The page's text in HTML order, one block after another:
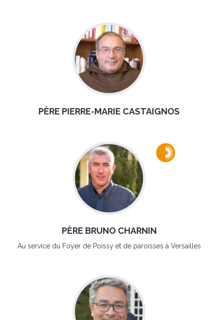
PÈRE PIERRE-MARIE CASTAIGNOS
PÈRE BRUNO CHARNIN
Au service du Foyer de Poissy et de paroisses à Versailles